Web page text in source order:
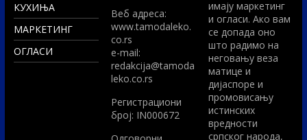
КУХИЊА
МАРКЕТИНГ
ОГЛАСИ
Вeб адреса:
www.tamodaleko.
co.rs
e-mail:
redakcija@tamoda
leko.co.rs
Регистрациони
број: IN000672
имају маркетинг
и огласи. Ако вам
се допада оно
што радимо на
неговању веза
матице и
дијаспоре и
промовисању
истинских
вредности
српског народа,